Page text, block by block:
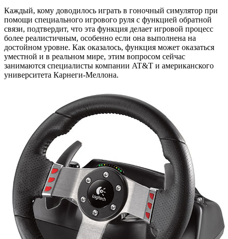
Каждый, кому доводилось играть в гоночный симулятор при
помощи специального игрового руля с функцией обратной
связи, подтвердит, что эта функция делает игровой процесс
более реалистичным, особенно если она выполнена на
достойном уровне. Как оказалось, функция может оказаться
уместной и в реальном мире, этим вопросом сейчас
занимаются специалисты компании AT&T и американского
университета Карнеги-Меллона.